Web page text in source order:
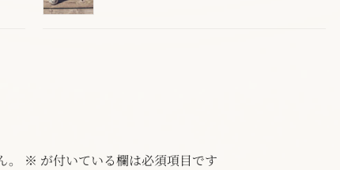
※ が付いている欄は必須項目です